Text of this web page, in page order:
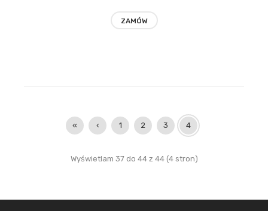
ZAMÓW
« ‹ 1 2 3 4
Wyświetlam 37 do 44 z 44 (4 stron)